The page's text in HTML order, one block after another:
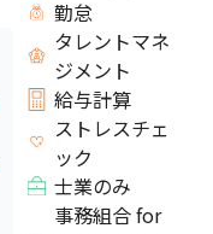
勤怠
タレントマネ
ジメント
給与計算
ストレスチェ
ック
士業のみ
事務組合 for